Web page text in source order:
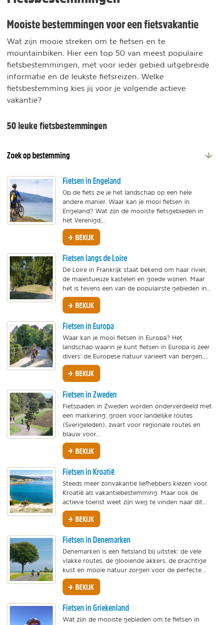
Mooiste bestemmingen voor een fietsvakantie
Wat zijn mooie streken om te fietsen en te
mountainbiken. Hier een top 50 van meest populaire
fietsbestemmingen, met voor ieder gebied uitgebreide
informatie en de leukste fietsreizen. Welke
fietsbestemming kies jij voor je volgende actieve
vakantie?
50 leuke fietsbestemmingen
Zoek op bestemming
Fietsen in Engeland
Op de fiets zie je het landschap op een hele
andere manier. Waar kan je mooi fietsen in
Engeland? Wat zijn de mooiste fietsgebieden in
het Verenigd...
BEKIJK
Fietsen langs de Loire
De Loire in Frankrijk staat bekend om haar rivier,
de majestueuze kastelen en goede wijnen. Maar
het is tevens een van de populairste gebieden in...
BEKIJK
Fietsen in Europa
Waar kan je mooi fietsen in Europa? Het
landschap waarin je kunt fietsen in Europa is zeer
divers: de Europese natuur varieert van bergen,...
BEKIJK
Fietsen in Zweden
Fietspaden in Zweden worden onderverdeeld met
een markering: groen voor landelijke routes
(Sverigeleden), zwart voor regionale routes en
blauw voor...
BEKIJK
Fietsen in Kroatië
Steeds meer zonvakantie liefhebbers kiezen voor
Kroatië als vakantiebestemming. Maar ook de
actieve toerist weet zijn weg te vinden naar dit...
BEKIJK
Fietsen in Denemarken
Denemarken is een fietsland bij uitstek: de vele
vlakke routes, de glooiende akkers, de prachtige
kust en mooie natuur zorgen voor de perfecte...
BEKIJK
Fietsen in Griekenland
Wat zijn de mooiste gebieden om te fietsen in